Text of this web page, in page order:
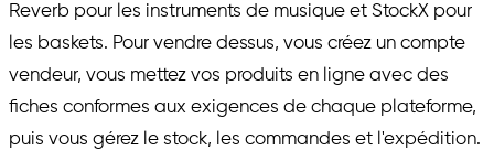
Reverb pour les instruments de musique et StockX pour
les baskets. Pour vendre dessus, vous créez un compte
vendeur, vous mettez vos produits en ligne avec des
fiches conformes aux exigences de chaque plateforme,
puis vous gérez le stock, les commandes et l'expédition.